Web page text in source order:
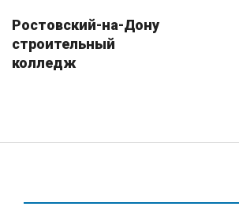
Ростовский-на-Дону
строительный
колледж